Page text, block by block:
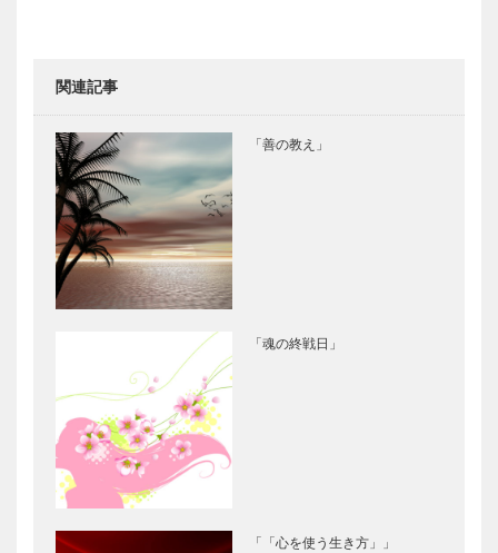
関連記事
「善の教え」
「魂の終戦日」
「「心を使う生き方」」